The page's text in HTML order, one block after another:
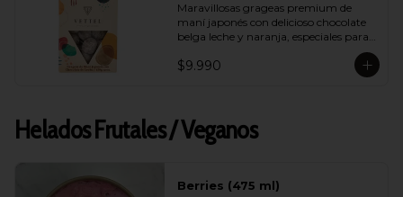
Gramos
Maravillosas grageas premium de
maní japonés con delicioso chocolate
belga leche y naranja, especiales para
quieres.
$9.990
Helados Frutales / Veganos
Berries (475 ml)